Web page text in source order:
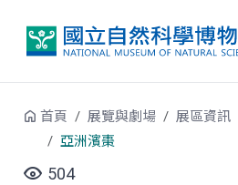
首頁 展覽與劇場 展區資訊
亞洲濱棗
504